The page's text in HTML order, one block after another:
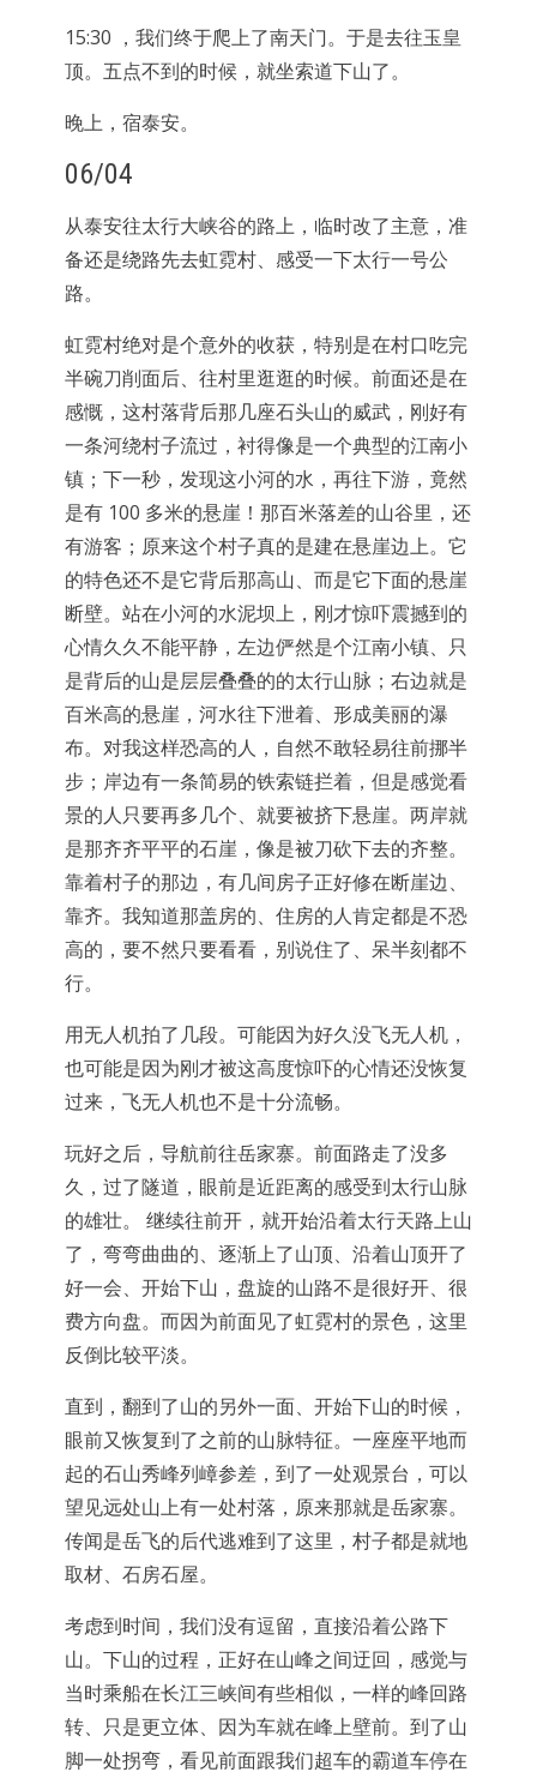
15:30 ，我们终于爬上了南天门。于是去往玉皇
顶。五点不到的时候，就坐索道下山了。
晚上，宿泰安。
06/04
从泰安往太行大峡谷的路上，临时改了主意，准
备还是绕路先去虹霓村、感受一下太行一号公
路。
虹霓村绝对是个意外的收获，特别是在村口吃完
半碗刀削面后、往村里逛逛的时候。前面还是在
感慨，这村落背后那几座石头山的威武，刚好有
一条河绕村子流过，衬得像是一个典型的江南小
镇；下一秒，发现这小河的水，再往下游，竟然
是有 100 多米的悬崖！那百米落差的山谷里，还
有游客；原来这个村子真的是建在悬崖边上。它
的特色还不是它背后那高山、而是它下面的悬崖
断壁。站在小河的水泥坝上，刚才惊吓震撼到的
心情久久不能平静，左边俨然是个江南小镇、只
是背后的山是层层叠叠的的太行山脉；右边就是
百米高的悬崖，河水往下泄着、形成美丽的瀑
布。对我这样恐高的人，自然不敢轻易往前挪半
步；岸边有一条简易的铁索链拦着，但是感觉看
景的人只要再多几个、就要被挤下悬崖。两岸就
是那齐齐平平的石崖，像是被刀砍下去的齐整。
靠着村子的那边，有几间房子正好修在断崖边、
靠齐。我知道那盖房的、住房的人肯定都是不恐
高的，要不然只要看看，别说住了、呆半刻都不
行。
用无人机拍了几段。可能因为好久没飞无人机，
也可能是因为刚才被这高度惊吓的心情还没恢复
过来，飞无人机也不是十分流畅。
玩好之后，导航前往岳家寨。前面路走了没多
久，过了隧道，眼前是近距离的感受到太行山脉
的雄壮。 继续往前开，就开始沿着太行天路上山
了，弯弯曲曲的、逐渐上了山顶、沿着山顶开了
好一会、开始下山，盘旋的山路不是很好开、很
费方向盘。而因为前面见了虹霓村的景色，这里
反倒比较平淡。
直到，翻到了山的另外一面、开始下山的时候，
眼前又恢复到了之前的山脉特征。一座座平地而
起的石山秀峰列嶂参差，到了一处观景台，可以
望见远处山上有一处村落，原来那就是岳家寨。
传闻是岳飞的后代逃难到了这里，村子都是就地
取材、石房石屋。
考虑到时间，我们没有逗留，直接沿着公路下
山。下山的过程，正好在山峰之间迂回，感觉与
当时乘船在长江三峡间有些相似，一样的峰回路
转、只是更立体、因为车就在峰上壁前。到了山
脚一处拐弯，看见前面跟我们超车的霸道车停在